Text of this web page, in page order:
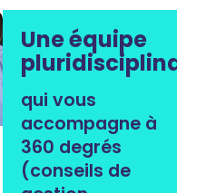
Une équipe
qui vous
accompagne à
360 degrés
(conseils de